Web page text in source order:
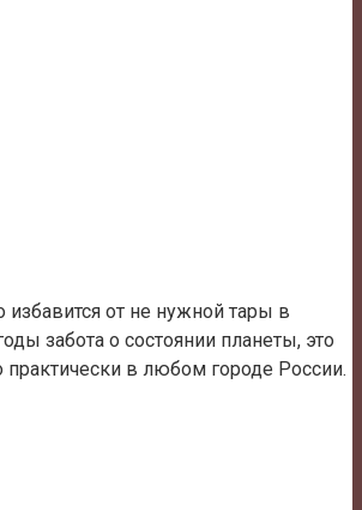
от не нужной тары в
забота о состоянии планеты, это
в любом городе России.